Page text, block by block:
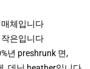
체입니다
은입니다
년 preshrunk 면,